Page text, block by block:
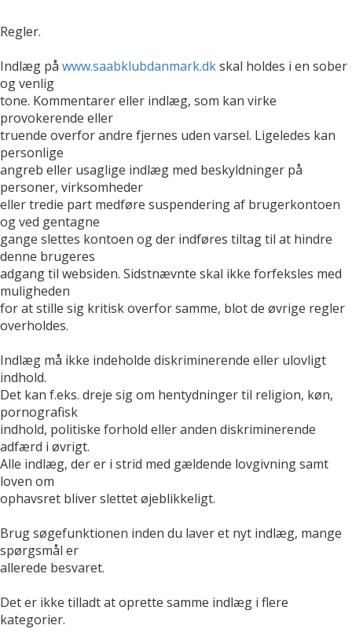
Regler.
Indlæg på www.saabklubdanmark.dkskal holdes i en sober
og venlig
tone. Kommentarer eller indlæg, som kan virke
provokerende eller
truende overfor andre fjernes uden varsel. Ligeledes kan
personlige
angreb eller usaglige indlæg med beskyldninger på
personer, virksomheder
eller tredie part medføre suspendering af brugerkontoen
og ved gentagne
gange slettes kontoen og der indføres tiltag til at hindre
denne brugeres
adgang til websiden. Sidstnævnte skal ikke forfeksles med
muligheden
for at stille sig kritisk overfor samme, blot de øvrige regler
overholdes.
Indlæg må ikke indeholde diskriminerende eller ulovligt
indhold.
Det kan f.eks. dreje sig om hentydninger til religion, køn,
pornografisk
indhold, politiske forhold eller anden diskriminerende
adfærd i øvrigt.
Alle indlæg, der er i strid med gældende lovgivning samt
loven om
ophavsret bliver slettet øjeblikkeligt.
Brug søgefunktionen inden du laver et nyt indlæg, mange
spørgsmål er
allerede besvaret.
Det er ikke tilladt at oprette samme indlæg i flere
kategorier.